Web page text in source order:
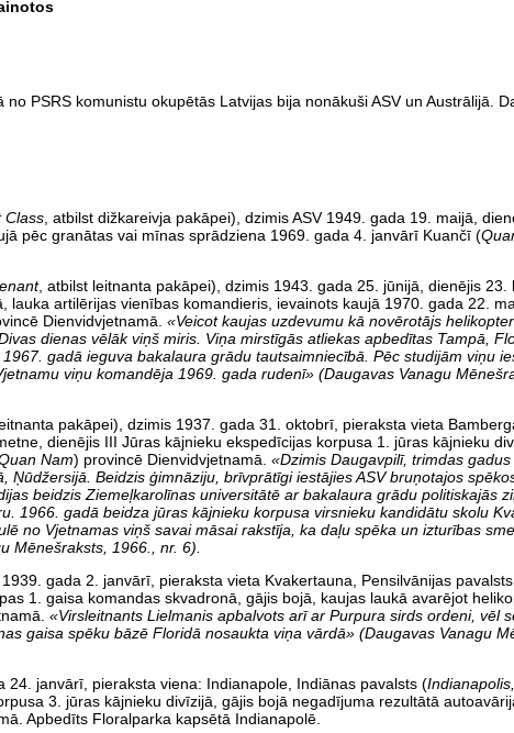
PSRS komunistu okupētās Latvijas bija nonākuši ASV un Austrālijā.
Class , atbilst dižkareivja pakāpei), dzimis ASV 1949. gada 19. maijā,
pēc granātas vai mīnas sprādziena 1969. gada 4. janvārī Kuančī (
, atbilst leitnanta pakāpei), dzimis 1943. gada 25. jūnijā, dienējis 23.
lauka artilērijas vienības komandieris, ievainots kaujā 1970. gada 22.
Dienvidvjetnamā. «Veicot kaujas uzdevumu kā novērotājs
dienas vēlāk viņš miris. Viņa mirstīgās atliekas apbedītas Tampā,
1967. gadā ieguva bakalaura grādu tautsaimniecībā. Pēc studijām viņu
viņu komandēja 1969. gada rudenī» (Daugavas Vanagu
pakāpei), dzimis 1937. gada 31. oktobrī, pieraksta vieta
dienējis III Jūras kājnieku eks­pedīcijas korpusa 1. jūras kājnieku
Nam) provincē Dienvidvjetnamā. «Dzimis Daugavpilī, trimdas gadus
Beidzis ģimnāziju, brīvprātīgi iestājies ASV bruņotajos
beidzis Ziemeļkarolīnas universitātē ar bakalaura grādu politiskajās
1966. gadā beidza jūras kājnieku korpusa virsnieku kandidātu skolu
no Vjetnamas viņš savai māsai rakstīja, ka daļu spēka un izturības
Mēnešraksts, 1966., nr. 6).
gada 2. janvārī, pieraksta vieta Kvakertauna, Pensilvānijas pavalsts
1. gaisa komandas skvadronā, gājis bojā, kaujas laukā avarējot
«Virsleitnants Lielmanis apbalvots arī ar Purpura sirds ordeni, vēl
gaisa spēku bāzē Floridā nosaukta viņa vārdā» (Daugavas Vanagu
24. janvārī, pieraksta viena: Indianapole, Indiānas pavalsts (
3. jūras kājnieku divīzijā, gājis bojā negadījuma rezultātā
Apbedīts Floralparka kapsētā Indianapolē.